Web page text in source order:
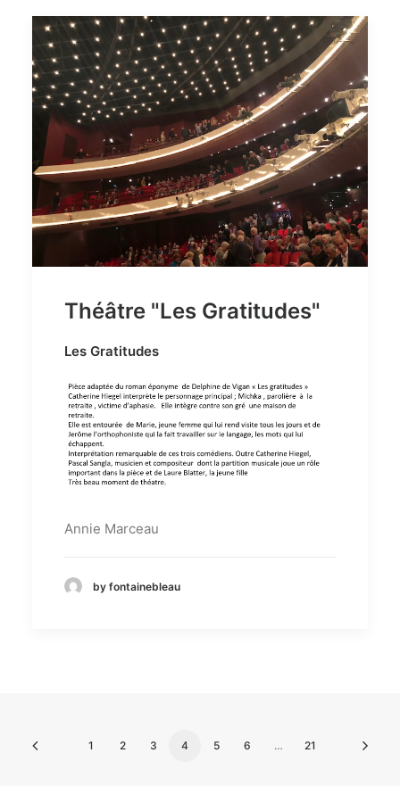
Théâtre "Les Gratitudes"
Les Gratitudes
Annie Marceau
by fontainebleau
1 2 3 4 5 6 … 21